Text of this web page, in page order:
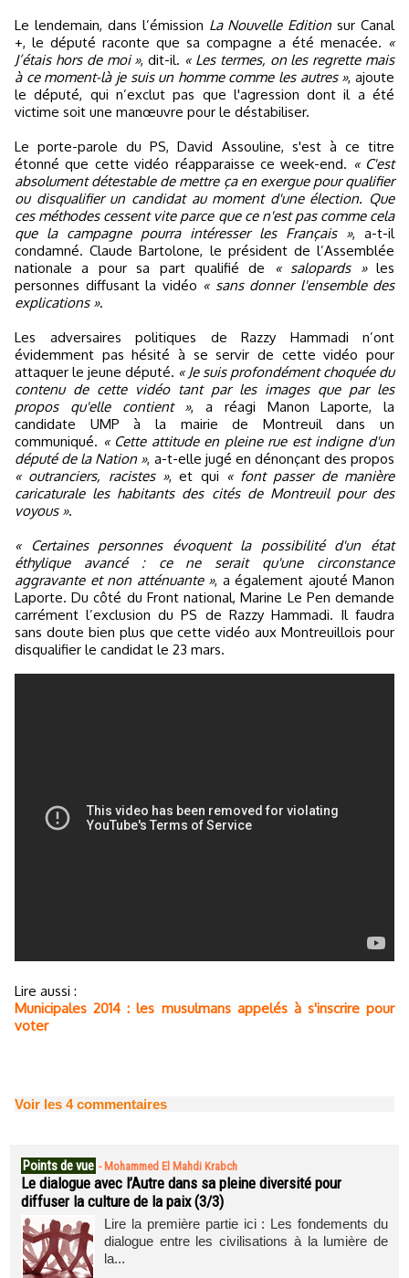
Le lendemain, dans l’émission La Nouvelle Edition sur Canal
+, le député raconte que sa compagne a été menacée. «
J’étais hors de moi », dit-il. « Les termes, on les regrette mais
à ce moment-là je suis un homme comme les autres », ajoute
le député, qui n’exclut pas que l'agression dont il a été
victime soit une manœuvre pour le déstabiliser.
Le porte-parole du PS, David Assouline, s'est à ce titre
étonné que cette vidéo réapparaisse ce week-end. « C'est
absolument détestable de mettre ça en exergue pour qualifier
ou disqualifier un candidat au moment d'une élection. Que
ces méthodes cessent vite parce que ce n'est pas comme cela
que la campagne pourra intéresser les Français », a-t-il
condamné. Claude Bartolone, le président de l’Assemblée
nationale a pour sa part qualifié de
« salopards »les
personnes diffusant la vidéo « sans donner l'ensemble des
explications ».
Les adversaires politiques de Razzy Hammadi n’ont
évidemment pas hésité à se servir de cette vidéo pour
attaquer le jeune député. « Je suis profondément choquée du
contenu de cette vidéo tant par les images que par les
propos qu'elle contient », a réagi Manon Laporte, la
candidate UMP à la mairie de Montreuil dans un
communiqué. « Cette attitude en pleine rue est indigne d'un
député de la Nation », a-t-elle jugé en dénonçant des propos
« outranciers, racistes », et qui « font passer de manière
caricaturale les habitants des cités de Montreuil pour des
voyous ».
« Certaines personnes évoquent la possibilité d'un état
éthylique avancé : ce ne serait qu'une circonstance
aggravante et non atténuante », a également ajouté Manon
Laporte. Du côté du Front national, Marine Le Pen demande
carrément l’exclusion du PS de Razzy Hammadi. Il faudra
sans doute bien plus que cette vidéo aux Montreuillois pour
disqualifier le candidat le 23 mars.
Lire aussi :
Municipales 2014 : les musulmans appelés à s'inscrire pour
voter
Voir les 4commentaires
Points de vue - Mohammed El Mahdi Krabch
Le dialogue avec l’Autre dans sa pleine diversité pour
diffuser la culture de la paix (3/3)
Lire la première partie ici : Les fondements du
dialogue entre les civilisations à la lumière de
la...